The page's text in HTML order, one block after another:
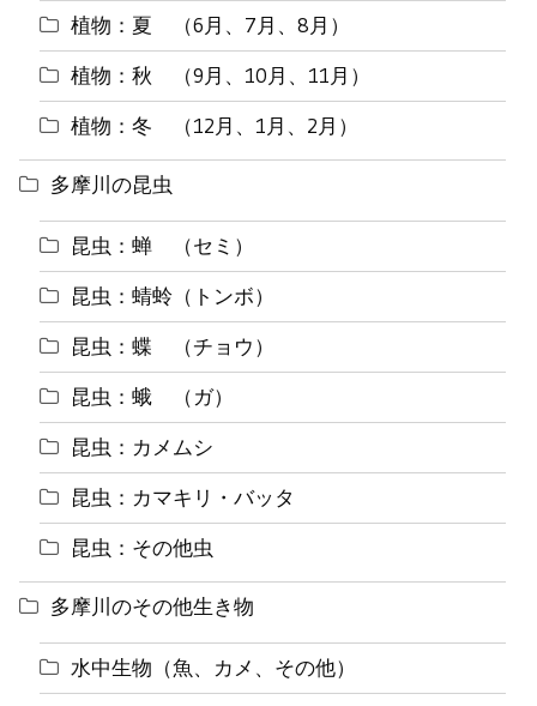
植物：夏 （6月、7月、8月）
植物：秋 （9月、10月、11月）
植物：冬 （12月、1月、2月）
多摩川の昆虫
昆虫：蝉 （セミ）
昆虫：蜻蛉（トンボ）
昆虫：蝶 （チョウ）
昆虫：蛾 （ガ）
昆虫：カメムシ
昆虫：カマキリ・バッタ
昆虫：その他虫
多摩川のその他生き物
水中生物（魚、カメ、その他）